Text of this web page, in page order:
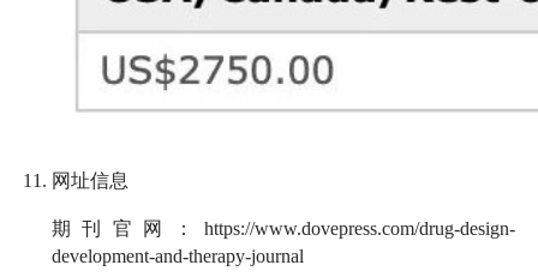
11. 网址信息
期刊官网： https://www.dovepress.com/drug-design-
development-and-therapy-journal